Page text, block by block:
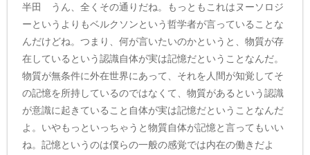
半田 うん、全くその通りだね。もっともこれはヌーソロジ
ーというよりもベルクソンという哲学者が言っていることな
んだけどね。つまり、何が言いたいのかというと、物質が存
在しているという認識自体が実は記憶だということなんだ。
物質が無条件に外在世界にあって、それを人間が知覚してそ
の記憶を所持しているのではなくて、物質があるという認識
が意識に起きていること自体が実は記憶だということなんだ
よ。いやもっといっちゃうと物質自体が記憶と言ってもいい
ね。記憶というのは僕らの一般の感覚では内在の働きだよ